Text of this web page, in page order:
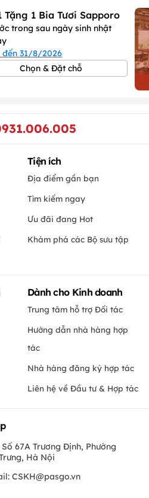
Tặng 1 Bia Tươi Sapporo
trong sau ngày sinh nhật
đến 31/8/2026
Chọn & Đặt chỗ
Tiện ích
Địa điểm gần bạn
Tìm kiếm ngay
Ưu đãi đang Hot
Khám phá các Bộ sưu tập
Dành cho Kinh doanh
Trung tâm hỗ trợ Đối tác
Hướng dẫn nhà hàng hợp
tác
Nhà hàng đăng ký hợp tác
Liên hệ về Đầu tư & Hợp tác
67A Trương Định, Phường
Hà Nội
CSKH@pasgo.vn